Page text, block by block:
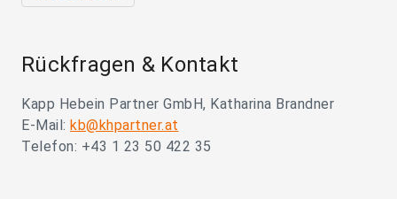
Rückfragen & Kontakt
Kapp Hebein Partner GmbH, Katharina Brandner
E-Mail: kb@khpartner.at
Telefon: +43 1 23 50 422 35